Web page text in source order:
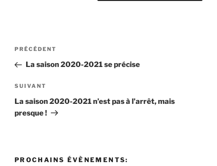
Navigation
l’article
Article
précédent
PRÉCÉDENT
La saison 2020-2021 se précise
Article
suivant
SUIVANT
La saison 2020-2021 n’est pas à l’arrêt, mais
presque !
PROCHAINS ÉVÈNEMENTS: